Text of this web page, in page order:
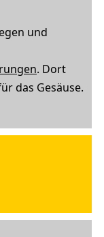
und
. Dort
das Gesäuse.